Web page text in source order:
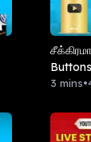
Secrets
3 mins•